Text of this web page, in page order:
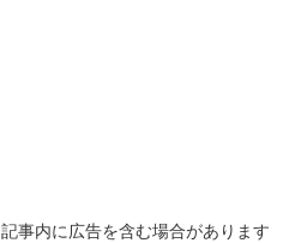
記事内に広告を含む場合があります